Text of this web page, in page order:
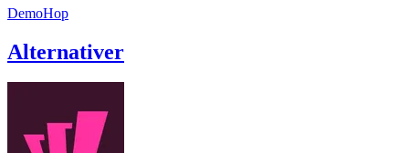
DemoHop
Alternativer